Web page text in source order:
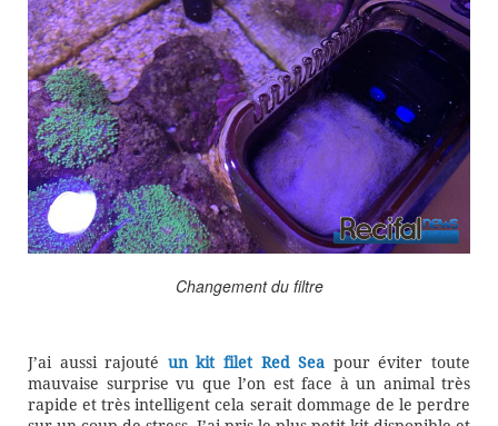
Changement du filtre
J’ai aussi rajouté un kit filet Red Sea pour éviter toute
mauvaise surprise vu que l’on est face à un animal très
rapide et très intelligent cela serait dommage de le perdre